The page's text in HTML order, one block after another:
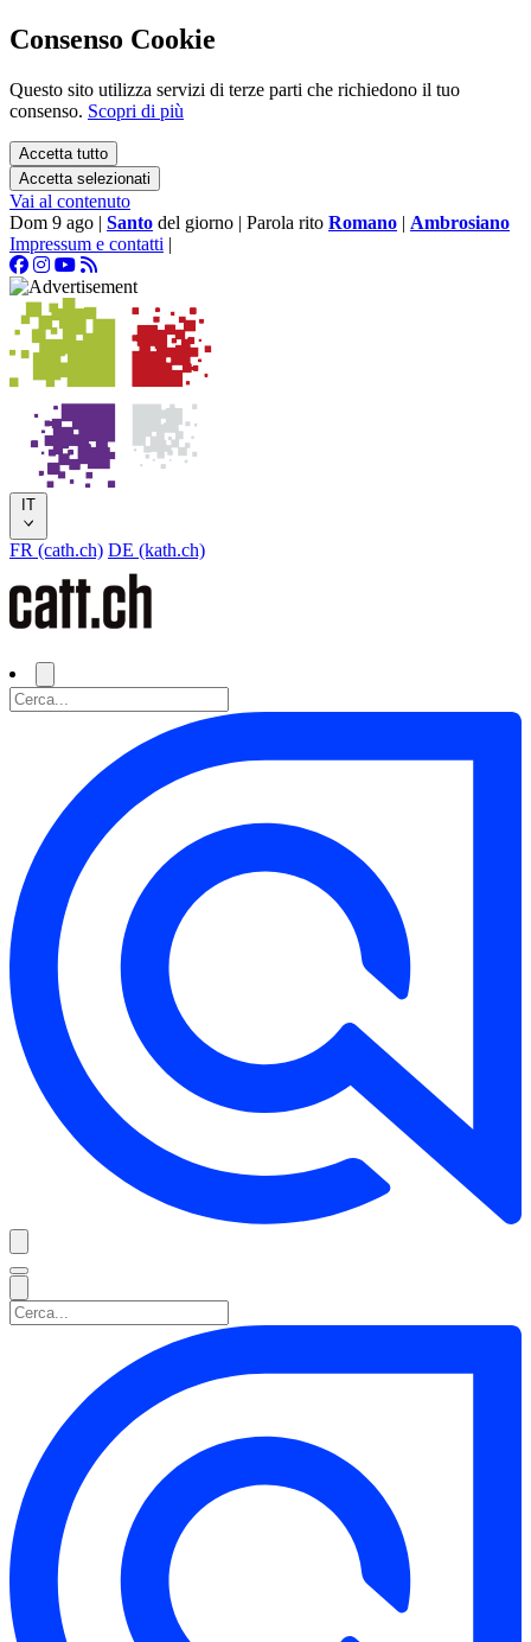
Consenso Cookie
Questo sito utilizza servizi di terze parti che richiedono il tuo
consenso. Scopri di più
Accetta tutto
Accetta selezionati
Vai al contenuto
Dom 9 ago | Santo del giorno | Parola rito Romano | Ambrosiano
Impressum e contatti |
IT
FR (cath.ch) DE (kath.ch)